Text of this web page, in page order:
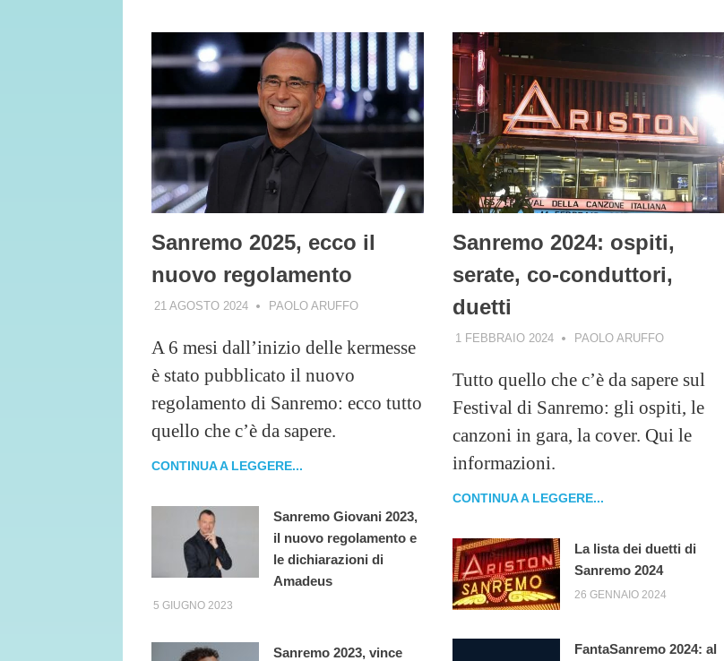
Sanremo 2025, ecco il
nuovo regolamento
21 AGOSTO 2024 PAOLO ARUFFO
A 6 mesi dall’inizio delle kermesse
è stato pubblicato il nuovo
regolamento di Sanremo: ecco tutto
quello che c’è da sapere.
CONTINUA A LEGGERE...
Sanremo Giovani 2023,
il nuovo regolamento e
le dichiarazioni di
Amadeus
5 GIUGNO 2023
Sanremo 2023, vince
Sanremo 2024: ospiti,
serate, co-conduttori,
duetti
1 FEBBRAIO 2024 PAOLO ARUFFO
Tutto quello che c’è da sapere sul
Festival di Sanremo: gli ospiti, le
canzoni in gara, la cover. Qui le
informazioni.
CONTINUA A LEGGERE...
La lista dei duetti di
Sanremo 2024
26 GENNAIO 2024
FantaSanremo 2024: al